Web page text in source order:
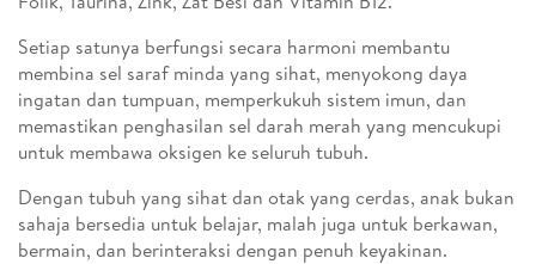
Setiap satunya berfungsi secara harmoni membantu
membina sel saraf minda yang sihat, menyokong daya
ingatan dan tumpuan, memperkukuh sistem imun, dan
memastikan penghasilan sel darah merah yang mencukupi
untuk membawa oksigen ke seluruh tubuh.
Dengan tubuh yang sihat dan otak yang cerdas, anak bukan
sahaja bersedia untuk belajar, malah juga untuk berkawan,
bermain, dan berinteraksi dengan penuh keyakinan.